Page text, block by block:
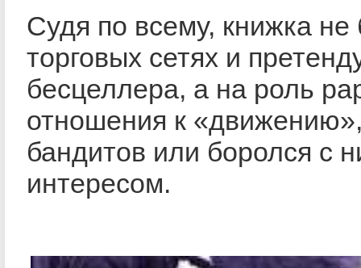
Судя по всему, книжка не
торговых сетях и
бесцеллера, а на роль
отношения к
бандитов или боролся с
интересом.